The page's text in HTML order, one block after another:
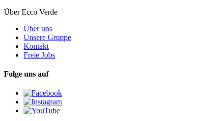
Über Ecco Verde
Über uns
Unsere Gruppe
Kontakt
Freie Jobs
Folge uns auf